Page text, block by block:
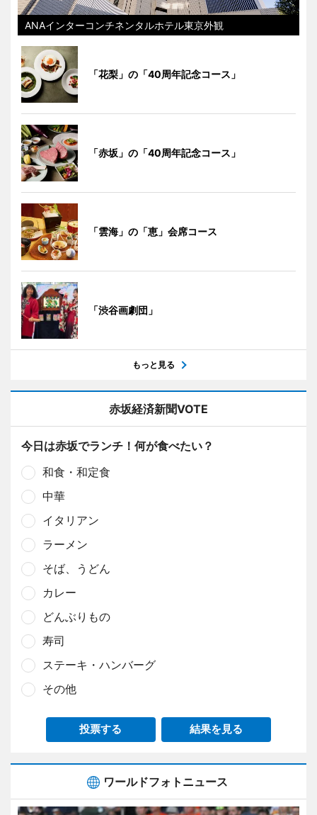
ANAインターコンチネンタルホテル東京外観
「花梨」の「40周年記念コース」
「赤坂」の「40周年記念コース」
「雲海」の「恵」会席コース
「渋谷画劇団」
もっと見る
赤坂経済新聞VOTE
今日は赤坂でランチ！何が食べたい？
和食・和定食
中華
イタリアン
ラーメン
そば、うどん
カレー
どんぶりもの
寿司
ステーキ・ハンバーグ
その他
投票する 結果を見る
ワールドフォトニュース